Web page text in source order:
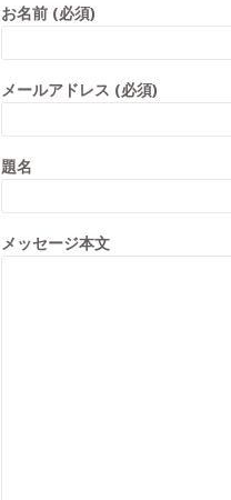
お名前 (必須)
メールアドレス (必須)
題名
メッセージ本文